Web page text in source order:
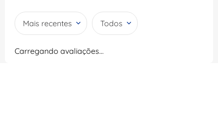
Mais recentes Todos
Carregando avaliações…